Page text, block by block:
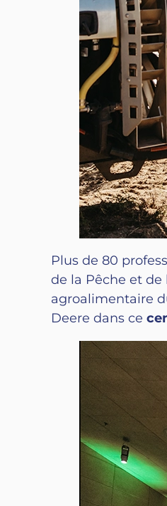
Plus de 80
de la Pêche et
agroalimentaire
Deere dans ce